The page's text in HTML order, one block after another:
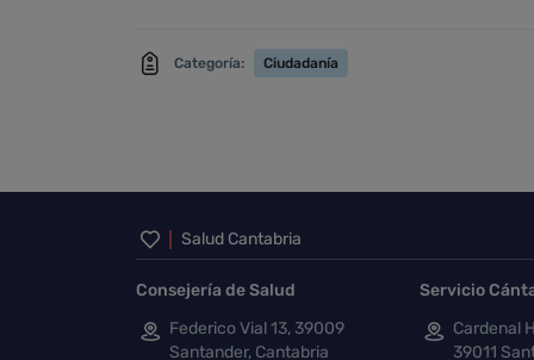
Categoría: Ciudadanía
Inicio del pie de página
Salud Cantabria
Consejería de Salud
Federico Vial 13, 39009
Santander, Cantabria
Servicio
Cardenal
39011